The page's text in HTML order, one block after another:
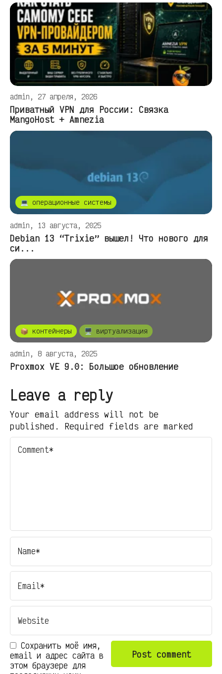
admin, 27 апреля, 2026
Приватный VPN для России: Связка
MangoHost + Amnezia
💻 операционные системы
admin, 13 августа, 2025
Debian 13 “Trixie” вышел! Что нового для
си...
📦 контейнеры 🖥️ виртуализация
admin, 8 августа, 2025
Proxmox VE 9.0: Большое обновление
Leave a reply
Your email address will not be
published. Required fields are marked
Сохранить моё имя,
email и адрес сайта в
этом браузере для